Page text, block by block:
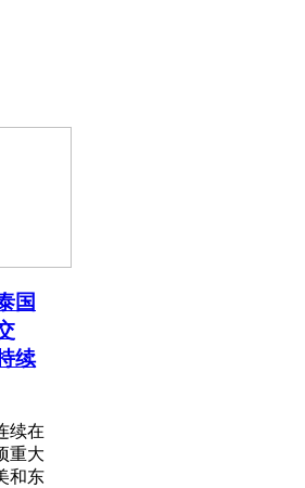
国
续
续在
重大
和东